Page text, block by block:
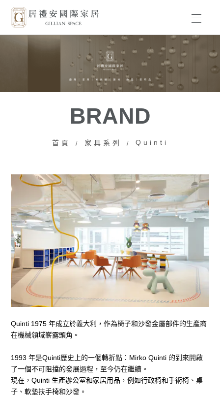
HOME
BRAND
PRODUCT
WORKS
ABOUT US
NEWS
CONTACT
前往購物
gillian0814@gillianspace.art
06-2951998
台南市安平區永華路二段869號
FOLLOW US
BRAND
首頁 家具系列 Quinti
Quinti 1975 年成立於義大利，作為椅子和沙發金屬部件的生產商
在機械領域嶄露頭角。
1993 年是Quinti歷史上的一個轉折點：Mirko Quinti 的到來開啟
了一個不可阻擋的發展過程，至今仍在繼續。
現在，Quinti 生產辦公室和家居用品，例如行政椅和手術椅、桌
子、軟墊扶手椅和沙發。